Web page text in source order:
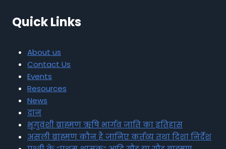
Quick Links
About us
Contact Us
Events
Resources
News
दान
भृगुवंशी ब्राह्मण ऋषि भार्गव जाति का इतिहास
असली ब्राह्मण कौन है जानिए कर्तव्य तथा दिशा निर्देश